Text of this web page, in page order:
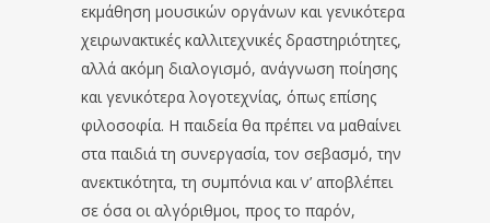
εκμάθηση μουσικών οργάνων και γενικότερα
χειρωνακτικές καλλιτεχνικές δραστηριότητες,
αλλά ακόμη διαλογισμό, ανάγνωση ποίησης
και γενικότερα λογοτεχνίας, όπως επίσης
φιλοσοφία. Η παιδεία θα πρέπει να μαθαίνει
στα παιδιά τη συνεργασία, τον σεβασμό, την
ανεκτικότητα, τη συμπόνια και ν’ αποβλέπει
σε όσα οι αλγόριθμοι, προς το παρόν,